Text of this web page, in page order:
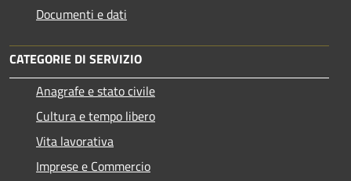
Documenti e dati
CATEGORIE DI SERVIZIO
Anagrafe e stato civile
Cultura e tempo libero
Vita lavorativa
Imprese e Commercio